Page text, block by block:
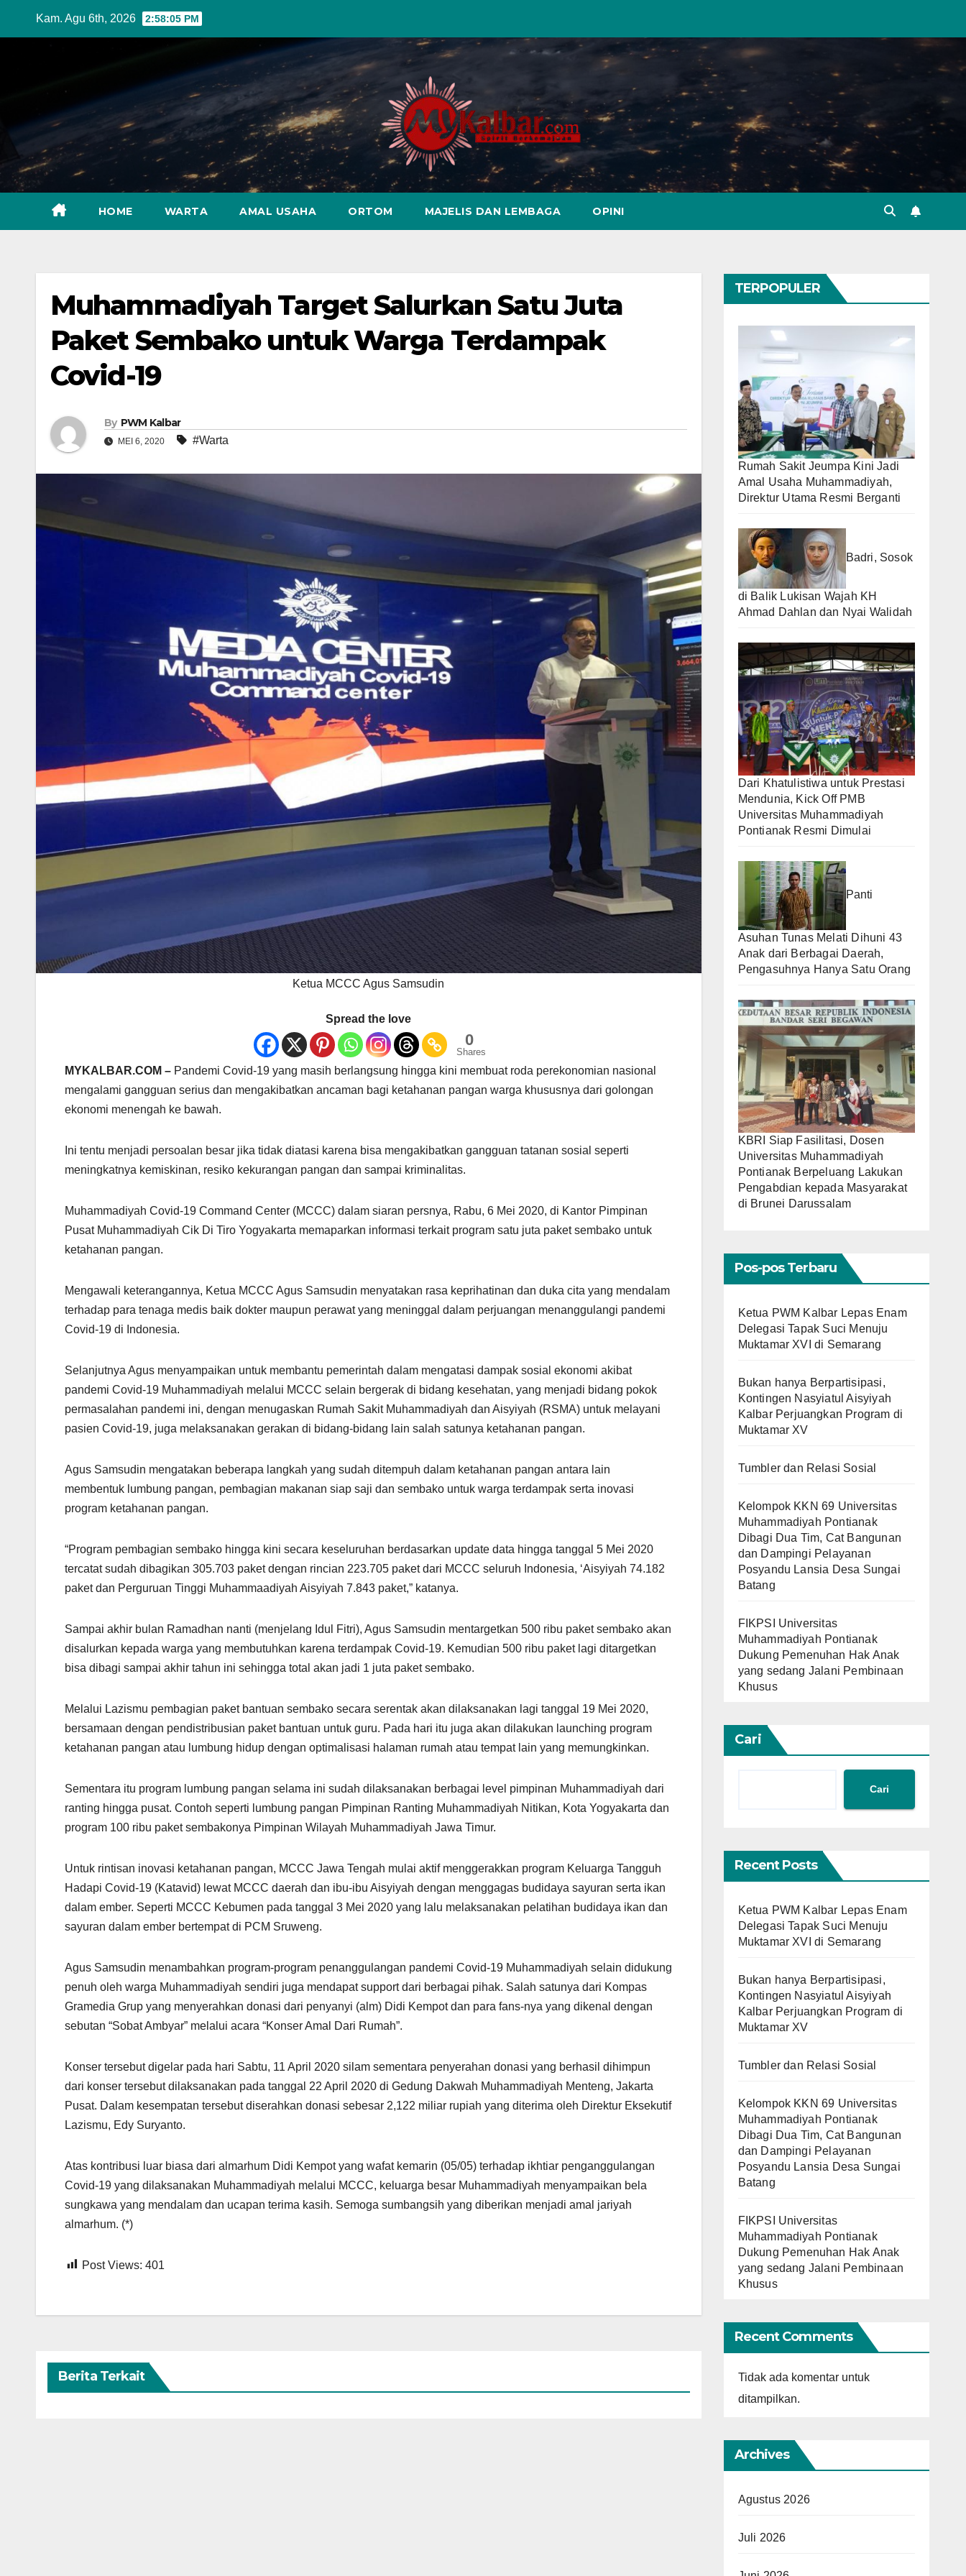
Kam. Agu 6th, 2026 2:58:07 PM
HOME WARTA AMAL USAHA ORTOM MAJELIS DAN LEMBAGA OPINI
Muhammadiyah Target Salurkan Satu Juta
Paket Sembako untuk Warga Terdampak
Covid-19
By PWM Kalbar
MEI 6, 2020 #Warta
Ketua MCCC Agus Samsudin
Spread the love
0
Shares
MYKALBAR.COM – Pandemi Covid-19 yang masih berlangsung hingga kini membuat roda perekonomian nasional
mengalami gangguan serius dan mengakibatkan ancaman bagi ketahanan pangan warga khususnya dari golongan
ekonomi menengah ke bawah.
Ini tentu menjadi persoalan besar jika tidak diatasi karena bisa mengakibatkan gangguan tatanan sosial seperti
meningkatnya kemiskinan, resiko kekurangan pangan dan sampai kriminalitas.
Muhammadiyah Covid-19 Command Center (MCCC) dalam siaran persnya, Rabu, 6 Mei 2020, di Kantor Pimpinan
Pusat Muhammadiyah Cik Di Tiro Yogyakarta memaparkan informasi terkait program satu juta paket sembako untuk
ketahanan pangan.
Mengawali keterangannya, Ketua MCCC Agus Samsudin menyatakan rasa keprihatinan dan duka cita yang mendalam
terhadap para tenaga medis baik dokter maupun perawat yang meninggal dalam perjuangan menanggulangi pandemi
Covid-19 di Indonesia.
Selanjutnya Agus menyampaikan untuk membantu pemerintah dalam mengatasi dampak sosial ekonomi akibat
pandemi Covid-19 Muhammadiyah melalui MCCC selain bergerak di bidang kesehatan, yang menjadi bidang pokok
permasalahan pandemi ini, dengan menugaskan Rumah Sakit Muhammadiyah dan Aisyiyah (RSMA) untuk melayani
pasien Covid-19, juga melaksanakan gerakan di bidang-bidang lain salah satunya ketahanan pangan.
Agus Samsudin mengatakan beberapa langkah yang sudah ditempuh dalam ketahanan pangan antara lain
membentuk lumbung pangan, pembagian makanan siap saji dan sembako untuk warga terdampak serta inovasi
program ketahanan pangan.
“Program pembagian sembako hingga kini secara keseluruhan berdasarkan update data hingga tanggal 5 Mei 2020
tercatat sudah dibagikan 305.703 paket dengan rincian 223.705 paket dari MCCC seluruh Indonesia, ‘Aisyiyah 74.182
paket dan Perguruan Tinggi Muhammaadiyah Aisyiyah 7.843 paket,” katanya.
Sampai akhir bulan Ramadhan nanti (menjelang Idul Fitri), Agus Samsudin mentargetkan 500 ribu paket sembako akan
disalurkan kepada warga yang membutuhkan karena terdampak Covid-19. Kemudian 500 ribu paket lagi ditargetkan
bisa dibagi sampai akhir tahun ini sehingga total akan jadi 1 juta paket sembako.
Melalui Lazismu pembagian paket bantuan sembako secara serentak akan dilaksanakan lagi tanggal 19 Mei 2020,
bersamaan dengan pendistribusian paket bantuan untuk guru. Pada hari itu juga akan dilakukan launching program
ketahanan pangan atau lumbung hidup dengan optimalisasi halaman rumah atau tempat lain yang memungkinkan.
Sementara itu program lumbung pangan selama ini sudah dilaksanakan berbagai level pimpinan Muhammadiyah dari
ranting hingga pusat. Contoh seperti lumbung pangan Pimpinan Ranting Muhammadiyah Nitikan, Kota Yogyakarta dan
program 100 ribu paket sembakonya Pimpinan Wilayah Muhammadiyah Jawa Timur.
Untuk rintisan inovasi ketahanan pangan, MCCC Jawa Tengah mulai aktif menggerakkan program Keluarga Tangguh
Hadapi Covid-19 (Katavid) lewat MCCC daerah dan ibu-ibu Aisyiyah dengan menggagas budidaya sayuran serta ikan
dalam ember. Seperti MCCC Kebumen pada tanggal 3 Mei 2020 yang lalu melaksanakan pelatihan budidaya ikan dan
sayuran dalam ember bertempat di PCM Sruweng.
Agus Samsudin menambahkan program-program penanggulangan pandemi Covid-19 Muhammadiyah selain didukung
penuh oleh warga Muhammadiyah sendiri juga mendapat support dari berbagai pihak. Salah satunya dari Kompas
Gramedia Grup yang menyerahkan donasi dari penyanyi (alm) Didi Kempot dan para fans-nya yang dikenal dengan
sebutan “Sobat Ambyar” melalui acara “Konser Amal Dari Rumah”.
Konser tersebut digelar pada hari Sabtu, 11 April 2020 silam sementara penyerahan donasi yang berhasil dihimpun
dari konser tersebut dilaksanakan pada tanggal 22 April 2020 di Gedung Dakwah Muhammadiyah Menteng, Jakarta
Pusat. Dalam kesempatan tersebut diserahkan donasi sebesar 2,122 miliar rupiah yang diterima oleh Direktur Eksekutif
Lazismu, Edy Suryanto.
Atas kontribusi luar biasa dari almarhum Didi Kempot yang wafat kemarin (05/05) terhadap ikhtiar penganggulangan
Covid-19 yang dilaksanakan Muhammadiyah melalui MCCC, keluarga besar Muhammadiyah menyampaikan bela
sungkawa yang mendalam dan ucapan terima kasih. Semoga sumbangsih yang diberikan menjadi amal jariyah
almarhum. (*)
Post Views: 401
Berita Terkait
TERPOPULER
Rumah Sakit Jeumpa Kini Jadi
Amal Usaha Muhammadiyah,
Direktur Utama Resmi Berganti
Badri, Sosok
di Balik Lukisan Wajah KH
Ahmad Dahlan dan Nyai Walidah
Dari Khatulistiwa untuk Prestasi
Mendunia, Kick Off PMB
Universitas Muhammadiyah
Pontianak Resmi Dimulai
Panti
Asuhan Tunas Melati Dihuni 43
Anak dari Berbagai Daerah,
Pengasuhnya Hanya Satu Orang
KBRI Siap Fasilitasi, Dosen
Universitas Muhammadiyah
Pontianak Berpeluang Lakukan
Pengabdian kepada Masyarakat
di Brunei Darussalam
Pos-pos Terbaru
Ketua PWM Kalbar Lepas Enam
Delegasi Tapak Suci Menuju
Muktamar XVI di Semarang
Bukan hanya Berpartisipasi,
Kontingen Nasyiatul Aisyiyah
Kalbar Perjuangkan Program di
Muktamar XV
Tumbler dan Relasi Sosial
Kelompok KKN 69 Universitas
Muhammadiyah Pontianak
Dibagi Dua Tim, Cat Bangunan
dan Dampingi Pelayanan
Posyandu Lansia Desa Sungai
Batang
FIKPSI Universitas
Muhammadiyah Pontianak
Dukung Pemenuhan Hak Anak
yang sedang Jalani Pembinaan
Khusus
Cari
Cari
Recent Posts
Ketua PWM Kalbar Lepas Enam
Delegasi Tapak Suci Menuju
Muktamar XVI di Semarang
Bukan hanya Berpartisipasi,
Kontingen Nasyiatul Aisyiyah
Kalbar Perjuangkan Program di
Muktamar XV
Tumbler dan Relasi Sosial
Kelompok KKN 69 Universitas
Muhammadiyah Pontianak
Dibagi Dua Tim, Cat Bangunan
dan Dampingi Pelayanan
Posyandu Lansia Desa Sungai
Batang
FIKPSI Universitas
Muhammadiyah Pontianak
Dukung Pemenuhan Hak Anak
yang sedang Jalani Pembinaan
Khusus
Recent Comments
Tidak ada komentar untuk
ditampilkan.
Archives
Agustus 2026
Juli 2026